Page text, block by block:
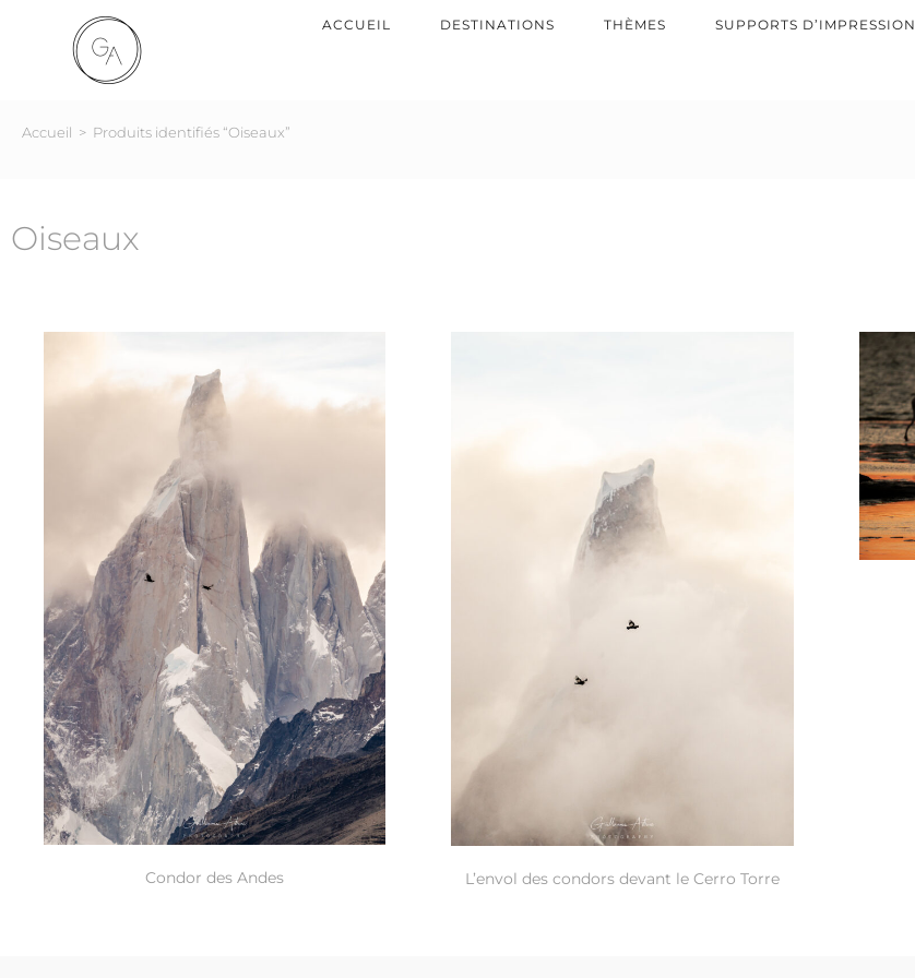
ACCUEIL DESTINATIONS THÈMES SUPPORTS D’IMPRESSION
Accueil > Produits identifiés “Oiseaux”
Oiseaux
Condor des Andes L’envol des condors devant le Cerro Torre